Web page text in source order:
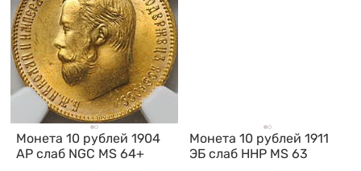
Монета 10 рублей 1904
АР слаб NGC MS 64+
Монета 10 рублей 1911
ЭБ слаб ННР MS 63